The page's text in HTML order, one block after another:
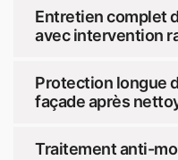
Entretien complet
avec intervention
Protection longue
façade après
Traitement anti-